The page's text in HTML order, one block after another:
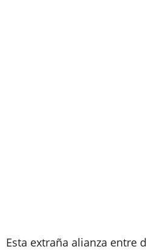
Esta extraña alianza entre